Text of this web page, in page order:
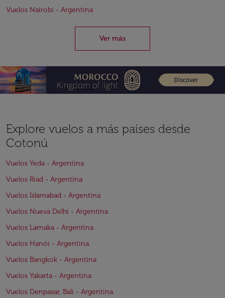
Vuelos Nairobi - Argentina
Ver más
Explore vuelos a más países desde
Cotonú
Vuelos Yeda - Argentina
Vuelos Riad - Argentina
Vuelos Islamabad - Argentina
Vuelos Nueva Delhi - Argentina
Vuelos Larnaka - Argentina
Vuelos Hanói - Argentina
Vuelos Bangkok - Argentina
Vuelos Yakarta - Argentina
Vuelos Denpasar, Bali - Argentina